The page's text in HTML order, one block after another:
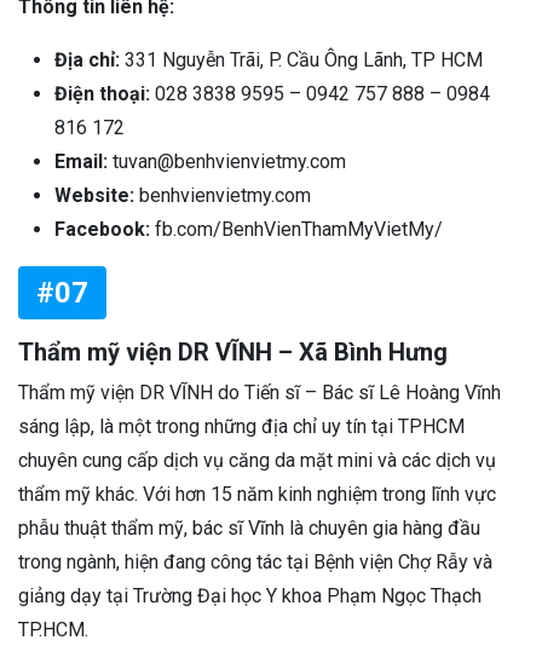
Thông tin liên hệ:
Địa chỉ: 331 Nguyễn Trãi, P. Cầu Ông Lãnh, TP HCM
Điện thoại: 028 3838 9595 – 0942 757 888 – 0984
816 172
Email: tuvan@benhvienvietmy.com
Website: benhvienvietmy.com
Facebook: fb.com/BenhVienThamMyVietMy/
#07
Thẩm mỹ viện DR VĨNH – Xã Bình Hưng
Thẩm mỹ viện DR VĨNH do Tiến sĩ – Bác sĩ Lê Hoàng Vĩnh
sáng lập, là một trong những địa chỉ uy tín tại TPHCM
chuyên cung cấp dịch vụ căng da mặt mini và các dịch vụ
thẩm mỹ khác. Với hơn 15 năm kinh nghiệm trong lĩnh vực
phẫu thuật thẩm mỹ, bác sĩ Vĩnh là chuyên gia hàng đầu
trong ngành, hiện đang công tác tại Bệnh viện Chợ Rẫy và
giảng dạy tại Trường Đại học Y khoa Phạm Ngọc Thạch
TP.HCM.